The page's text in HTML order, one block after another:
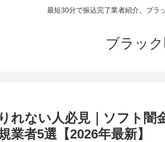
最短30分で振込完了業者紹介。ブラ
ブラッ
れない人必見｜ソフト闇
業者5選【2026年最新】